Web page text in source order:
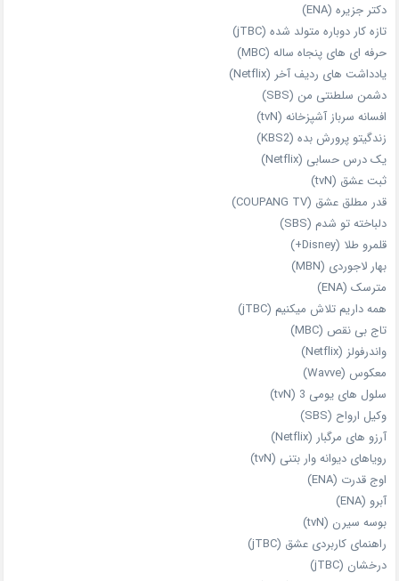
دکتر جزیره (ENA)
تازه‌ کار دوباره‌ متولد شده (jTBC)
حرفه‌ ای‌ های پنجاه‌ ساله (MBC)
یادداشت‌ های ردیف آخر (Netflix)
دشمن سلطنتی من (SBS)
افسانه سرباز آشپزخانه (tvN)
زندگیتو پرورش بده (KBS2)
یک درس حسابی (Netflix)
ثبت عشق (tvN)
قدر مطلق عشق (COUPANG TV)
دلباخته تو شدم (SBS)
قلمرو طلا (Disney+)
بهار لاجوردی (MBN)
مترسک (ENA)
همه داریم تلاش میکنیم (jTBC)
تاج بی‌ نقص (MBC)
واندرفولز (Netflix)
معکوس (Wavve)
سلول های یومی 3 (tvN)
وکیل ارواح (SBS)
آرزو های مرگبار (Netflix)
رویاهای دیوانه‌ وار بتنی (tvN)
اوج قدرت (ENA)
آبرو (ENA)
بوسه سیرن (tvN)
راهنمای کاربردی عشق (jTBC)
درخشان (jTBC)